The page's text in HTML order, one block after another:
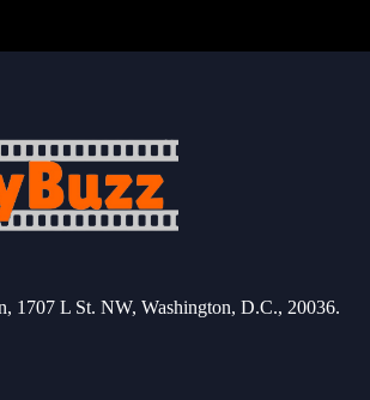
1707 L St. NW, Washington, D.C., 20036.